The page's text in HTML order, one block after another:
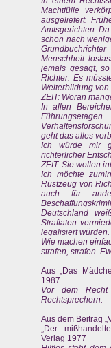
Machtfülle
ausgeliefert.
Amtsgerichten.
schon nach
Menschheit
jemals gesagt,
Richter. Es
Weiterbildung
ZEIT: Woran
In allen
geht das alles
Ich würde mir
richterlicher
ZEIT: Sie wollen
Ich möchte
Rüstzeug von
auch für
Deutschland
Straftaten
legalisiert
Wie machen
strafen, strafen.
Aus „Das
1987
Vor dem
Rechtsprechern.
Aus dem Beitrag
„Der
Verlag 1977